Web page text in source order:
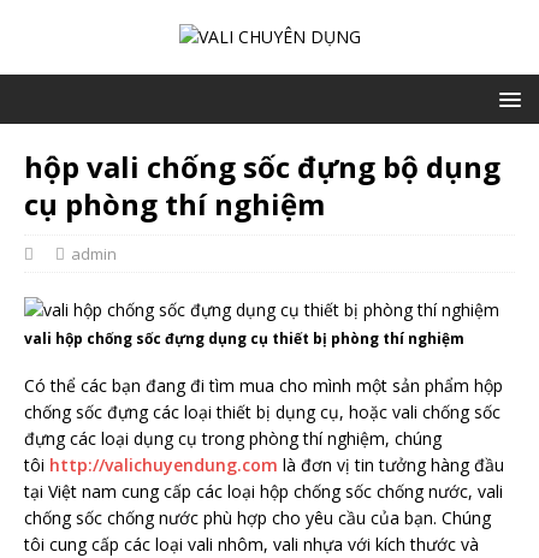
hộp vali chống sốc đựng bộ dụng
cụ phòng thí nghiệm
admin
vali hộp chống sốc đựng dụng cụ thiết bị phòng thí nghiệm
Có thể các bạn đang đi tìm mua cho mình một sản phẩm hộp
chống sốc đựng các loại thiết bị dụng cụ, hoặc vali chống sốc
đựng các loại dụng cụ trong phòng thí nghiệm, chúng
tôi http://valichuyendung.com là đơn vị tin tưởng hàng đầu
tại Việt nam cung cấp các loại hộp chống sốc chống nước, vali
chống sốc chống nước phù hợp cho yêu cầu của bạn. Chúng
tôi cung cấp các loại vali nhôm, vali nhựa với kích thước và